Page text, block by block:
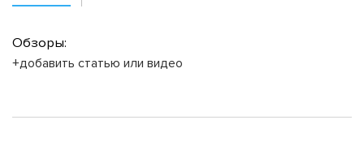
Обзоры:
+добавить статью или видео